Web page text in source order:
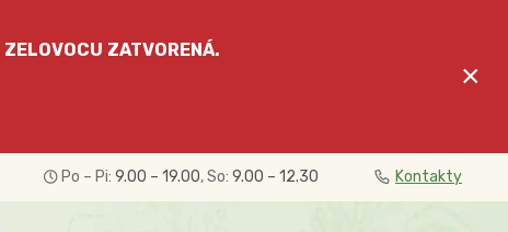
ZELOVOCU ZATVORENÁ.
×
Po – Pi: 9.00 – 19.00, So: 9.00 – 12.30 Kontakty